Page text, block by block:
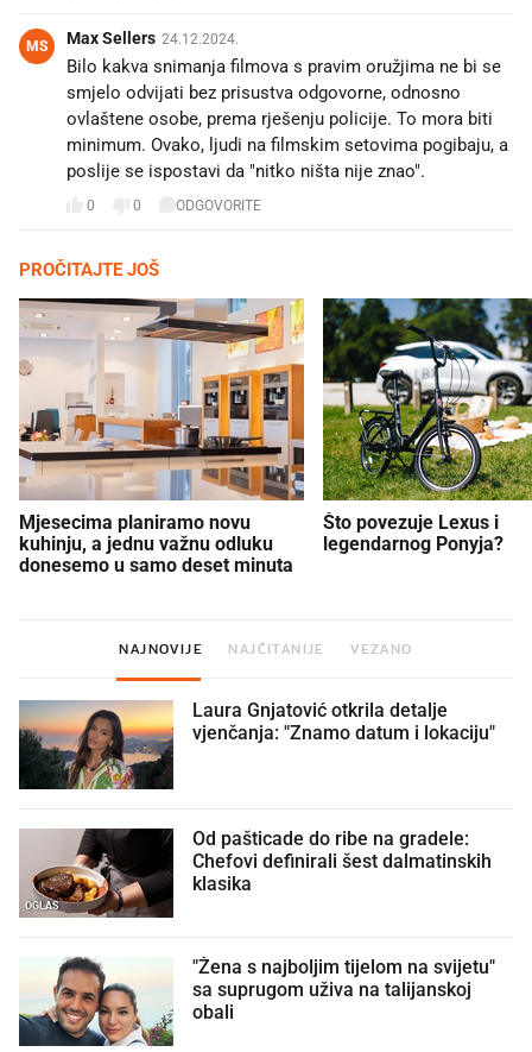
MS Max Sellers 24.12.2024.
Bilo kakva snimanja filmova s pravim oružjima ne bi se
smjelo odvijati bez prisustva odgovorne, odnosno
ovlaštene osobe, prema rješenju policije. To mora biti
minimum. Ovako, ljudi na filmskim setovima pogibaju, a
poslije se ispostavi da "nitko ništa nije znao".
0 0 ODGOVORITE
PROČITAJTE JOŠ
Mjesecima planiramo novu
kuhinju, a jednu važnu odluku
donesemo u samo deset minuta
Što povezuje Lexus i
legendarnog Ponyja?
NAJNOVIJE NAJČITANIJE VEZANO
Laura Gnjatović otkrila detalje
vjenčanja: "Znamo datum i lokaciju"
OGLAS
Od pašticade do ribe na gradele:
Chefovi definirali šest dalmatinskih
klasika
"Žena s najboljim tijelom na svijetu"
sa suprugom uživa na talijanskoj
obali